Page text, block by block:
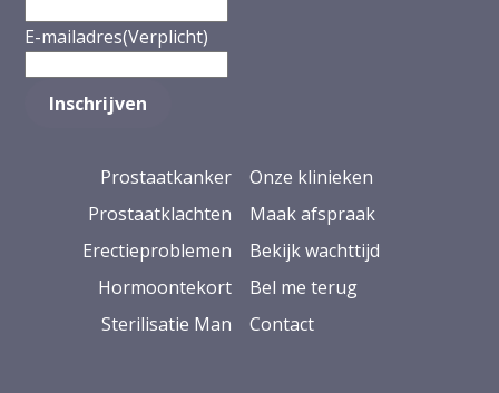
E-mailadres(Verplicht)
Prostaatkanker
Prostaatklachten
Erectieproblemen
Hormoontekort
Sterilisatie Man
Onze klinieken
Maak afspraak
Bekijk wachttijd
Bel me terug
Contact